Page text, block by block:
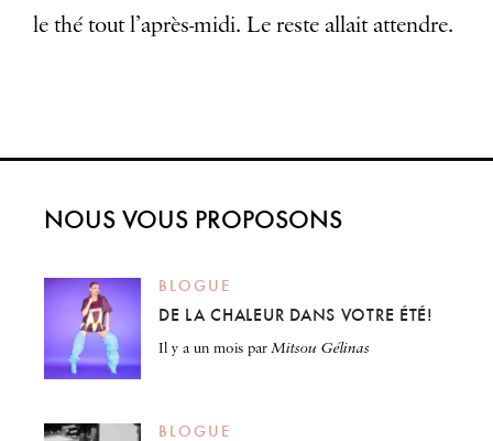
le thé tout l’après-midi. Le reste allait attendre.
NOUS VOUS PROPOSONS
BLOGUE
DE LA CHALEUR DANS VOTRE ÉTÉ!
il y a un mois parMitsou Gélinas
BLOGUE